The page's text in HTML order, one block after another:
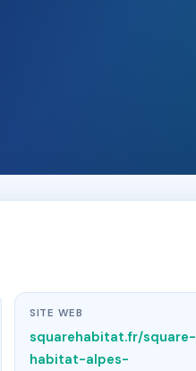
SITE WEB
squarehabitat.fr/square-
habitat-alpes-